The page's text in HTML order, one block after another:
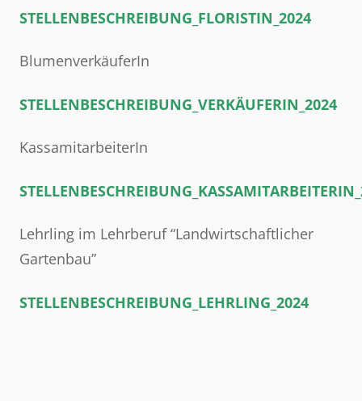
STELLENBESCHREIBUNG_FLORISTIN_2024
BlumenverkäuferIn
STELLENBESCHREIBUNG_VERKÄUFERIN_2024
KassamitarbeiterIn
Lehrling im Lehrberuf “Landwirtschaftlicher
Gartenbau”
STELLENBESCHREIBUNG_LEHRLING_2024